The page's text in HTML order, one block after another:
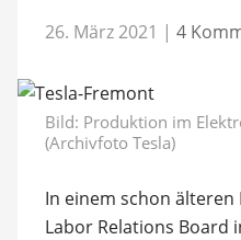
26. März 2021 | 4
Bild: Produktion im
(Archivfoto Tesla)
In einem schon älteren
Labor Relations Board